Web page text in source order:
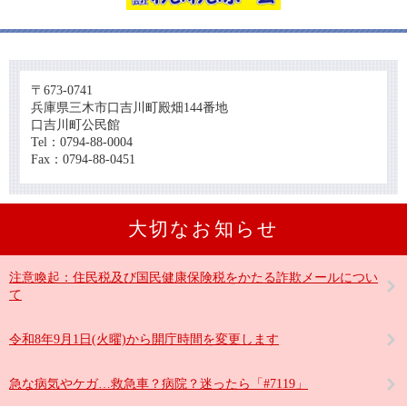
大切なお知らせ
注意喚起：住民税及び国民健康保険税をかたる詐欺メールについ
て
令和8年9月1日(火曜)から開庁時間を変更します
急な病気やケガ…救急車？病院？迷ったら「#7119」
〒673-0741
兵庫県三木市口吉川町殿畑144番地
口吉川町公民館
Tel：0794-88-0004
Fax：0794-88-0451